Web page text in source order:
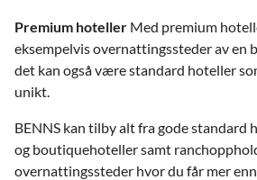
Premium hoteller Med premium
eksempelvis overnattingssteder av en
det kan også være standard hoteller
unikt.
BENNS kan tilby alt fra gode standard
og boutiquehoteller samt
overnattingssteder hvor du får mer enn